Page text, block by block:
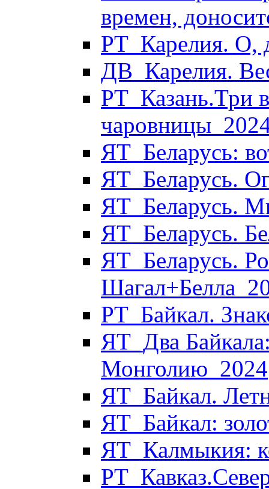
времен,
РТ_Карелия. О,
ДВ_Карелия.
РТ_Казань.Три
ЯТ_Беларусь:
ЯТ_Беларусь.
ЯТ_Беларусь.
ЯТ_Беларусь.
ЯТ_Беларусь.
РТ_Байкал.
ЯТ_Два
Монголию_2024
ЯТ_Байкал.
ЯТ_Байкал:
ЯТ_Калмыкия: